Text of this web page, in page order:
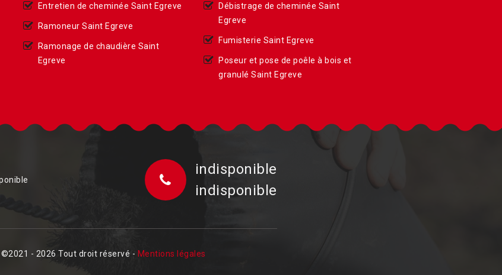
Entretien de cheminée Saint Egreve
Ramoneur Saint Egreve
Ramonage de chaudière Saint
Egreve
Débistrage de cheminée Saint
Egreve
Fumisterie Saint Egreve
Poseur et pose de poêle à bois et
granulé Saint Egreve
indisponible
indisponible
©2021 - 2026 Tout droit réservé - Mentions légales